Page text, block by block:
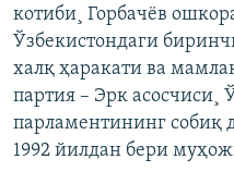
котиби¸ Горбачëв
Ўзбекистондаги
халқ ҳаракати ва
партия – Эрк асосчиси¸
парламентининг собиқ
1992 йилдан бери